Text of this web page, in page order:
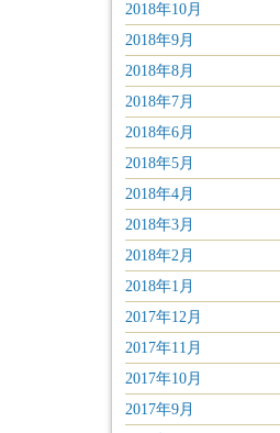
2018年10月
2018年9月
2018年8月
2018年7月
2018年6月
2018年5月
2018年4月
2018年3月
2018年2月
2018年1月
2017年12月
2017年11月
2017年10月
2017年9月